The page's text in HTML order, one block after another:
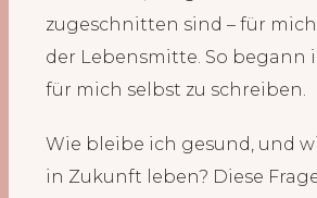
zugeschnitten sind – für mich
der Lebensmitte. So begann
für mich selbst zu schreiben.
Wie bleibe ich gesund, und
in Zukunft leben? Diese